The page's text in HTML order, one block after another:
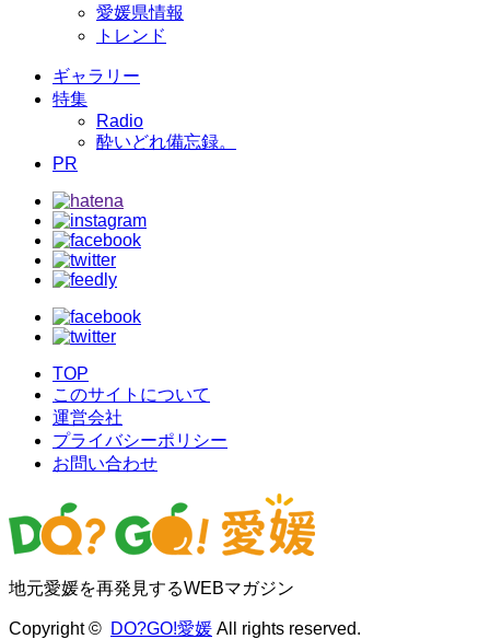
愛媛県情報
トレンド
ギャラリー
特集
Radio
酔いどれ備忘録。
PR
TOP
このサイトについて
運営会社
プライバシーポリシー
お問い合わせ
地元愛媛を再発見するWEBマガジン
Copyright © DO?GO!愛媛 All rights reserved.